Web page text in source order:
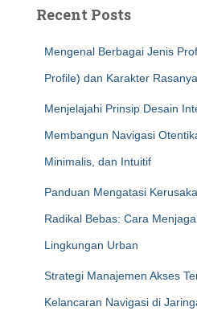
Recent Posts
Mengenal Berbagai Jenis
Profile) dan Karakter Rasanya
Menjelajahi Prinsip Desain
Membangun Navigasi
Minimalis, dan Intuitif
Panduan Mengatasi
Radikal Bebas: Cara
Lingkungan Urban
Strategi Manajemen Akses
Kelancaran Navigasi di